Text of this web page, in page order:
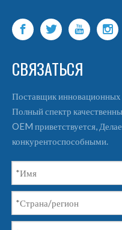
СВЯЗАТЬСЯ
Поставщик
Полный спектр
OEM приветствуется,
конкурентоспособными.